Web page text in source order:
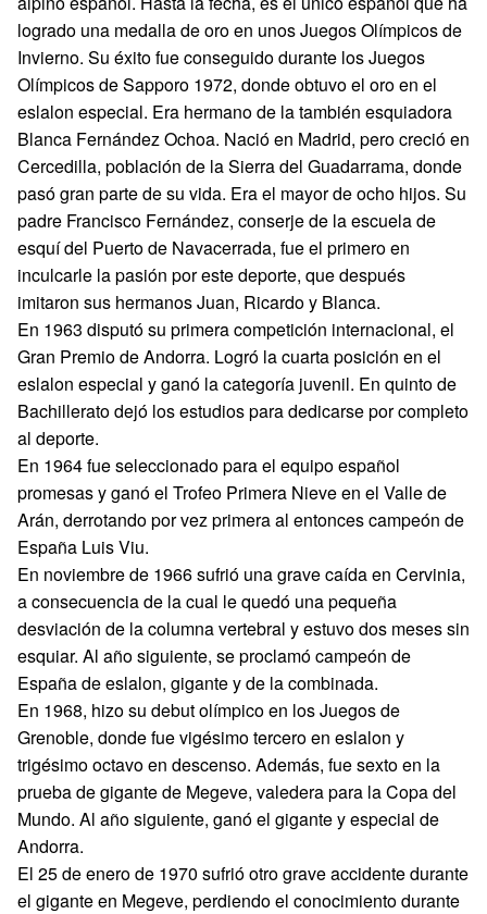
logrado una medalla de oro en unos Juegos Olímpicos de
Invierno. Su éxito fue conseguido durante los Juegos
Olímpicos de Sapporo 1972, donde obtuvo el oro en el
eslalon especial. Era hermano de la también esquiadora
Blanca Fernández Ochoa. Nació en Madrid, pero creció en
Cercedilla, población de la Sierra del Guadarrama, donde
pasó gran parte de su vida. Era el mayor de ocho hijos. Su
padre Francisco Fernández, conserje de la escuela de
esquí del Puerto de Navacerrada, fue el primero en
inculcarle la pasión por este deporte, que después
imitaron sus hermanos Juan, Ricardo y Blanca.
En 1963 disputó su primera competición internacional, el
Gran Premio de Andorra. Logró la cuarta posición en el
eslalon especial y ganó la categoría juvenil. En quinto de
Bachillerato dejó los estudios para dedicarse por completo
al deporte.
En 1964 fue seleccionado para el equipo español
promesas y ganó el Trofeo Primera Nieve en el Valle de
Arán, derrotando por vez primera al entonces campeón de
España Luis Viu.
En noviembre de 1966 sufrió una grave caída en Cervinia,
a consecuencia de la cual le quedó una pequeña
desviación de la columna vertebral y estuvo dos meses sin
esquiar. Al año siguiente, se proclamó campeón de
España de eslalon, gigante y de la combinada.
En 1968, hizo su debut olímpico en los Juegos de
Grenoble, donde fue vigésimo tercero en eslalon y
trigésimo octavo en descenso. Además, fue sexto en la
prueba de gigante de Megeve, valedera para la Copa del
Mundo. Al año siguiente, ganó el gigante y especial de
Andorra.
El 25 de enero de 1970 sufrió otro grave accidente durante
el gigante en Megeve, perdiendo el conocimiento durante